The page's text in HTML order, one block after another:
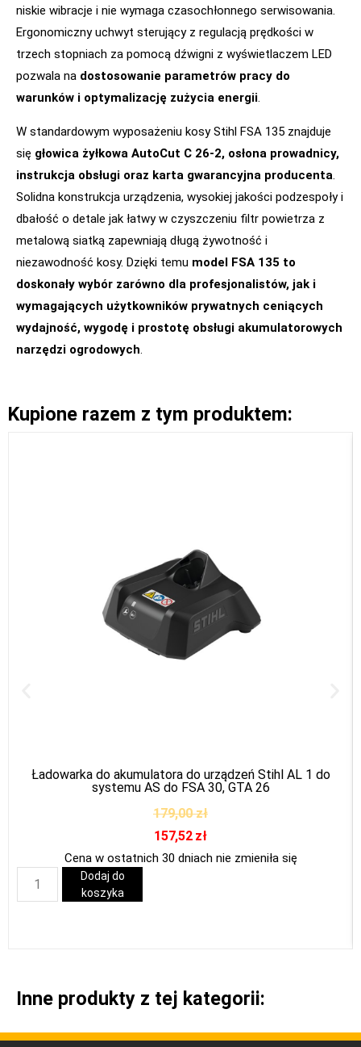
niskie wibracje i nie wymaga czasochłonnego serwisowania.
Ergonomiczny uchwyt sterujący z regulacją prędkości w
trzech stopniach za pomocą dźwigni z wyświetlaczem LED
pozwala na dostosowanie parametrów pracy do
warunków i optymalizację zużycia energii.
W standardowym wyposażeniu kosy Stihl FSA 135 znajduje
się głowica żyłkowa AutoCut C 26-2, osłona prowadnicy,
instrukcja obsługi oraz karta gwarancyjna producenta.
Solidna konstrukcja urządzenia, wysokiej jakości podzespoły i
dbałość o detale jak łatwy w czyszczeniu filtr powietrza z
metalową siatką zapewniają długą żywotność i
niezawodność kosy. Dzięki temu model FSA 135 to
doskonały wybór zarówno dla profesjonalistów, jak i
wymagających użytkowników prywatnych ceniących
wydajność, wygodę i prostotę obsługi akumulatorowych
narzędzi ogrodowych.
Kupione razem z tym produktem:
Ładowarka do akumulatora do urządzeń Stihl AL 1 do
systemu AS do FSA 30, GTA 26
179,00zł
157,52 zł
Cena w ostatnich 30 dniach nie zmieniła się
Dodaj do
koszyka
Inne produkty z tej kategorii: